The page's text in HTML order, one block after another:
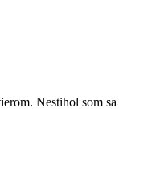
Nestihol som sa